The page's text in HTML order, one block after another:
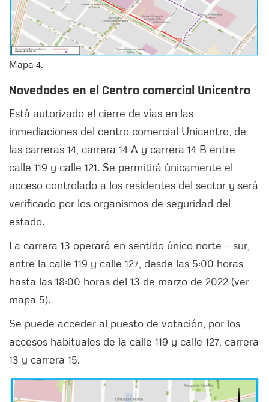
Mapa 4.
Novedades en el Centro comercial Unicentro
Está autorizado el cierre de vías en las
inmediaciones del centro comercial Unicentro, de
las carreras 14, carrera 14 A y carrera 14 B entre
calle 119 y calle 121. Se permitirá únicamente el
acceso controlado a los residentes del sector y será
verificado por los organismos de seguridad del
estado.
La carrera 13 operará en sentido único norte – sur,
entre la calle 119 y calle 127, desde las 5:00 horas
hasta las 18:00 horas del 13 de marzo de 2022 (ver
mapa 5).
Se puede acceder al puesto de votación, por los
accesos habituales de la calle 119 y calle 127, carrera
13 y carrera 15.